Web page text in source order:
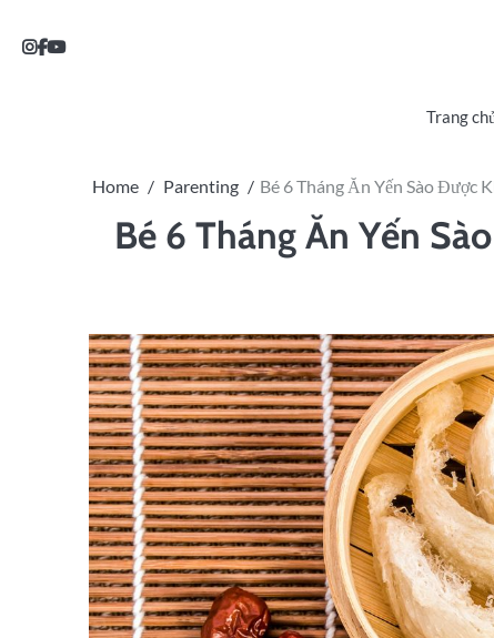
Trang
Home Parenting Bé 6 Tháng Ăn Yến Sào Được
Bé 6 Tháng Ăn Yến